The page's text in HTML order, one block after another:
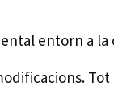
entorn a